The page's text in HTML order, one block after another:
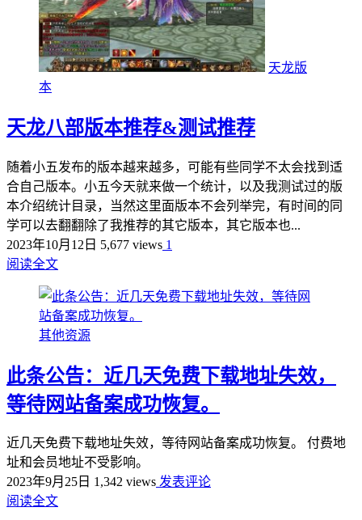
天龙版
本
天龙八部版本推荐&测试推荐
随着小五发布的版本越来越多，可能有些同学不太会找到适
合自己版本。小五今天就来做一个统计，以及我测试过的版
本介绍统计目录，当然这里面版本不会列举完，有时间的同
学可以去翻翻除了我推荐的其它版本，其它版本也...
2023年10月12日 5,677 views 1
阅读全文
其他资源
此条公告：近几天免费下载地址失效，
等待网站备案成功恢复。
近几天免费下载地址失效，等待网站备案成功恢复。 付费地
址和会员地址不受影响。
2023年9月25日 1,342 views 发表评论
阅读全文